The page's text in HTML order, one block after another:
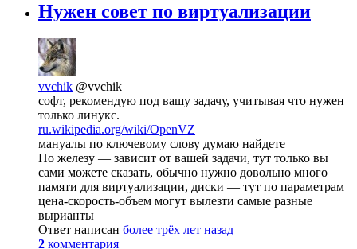
Нужен совет по виртуализации
vvchik @vvchik
софт, рекомендую под вашу задачу, учитывая что нужен
только линукс.
ru.wikipedia.org/wiki/OpenVZ
мануалы по ключевому слову думаю найдете
По железу — зависит от вашей задачи, тут только вы
сами можете сказать, обычно нужно довольно много
памяти для виртуализации, диски — тут по параметрам
цена-скорость-объем могут вылезти самые разные
вырианты
Ответ написан более трёх лет назад
2 комментария